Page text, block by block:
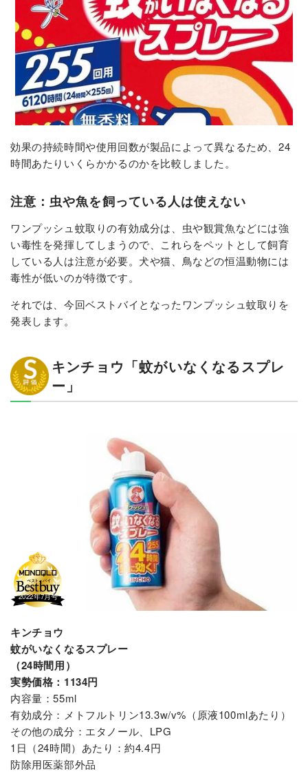
効果の持続時間や使用回数が製品によって異なるため、24
時間あたりいくらかかるのかを比較しました。
注意：虫や魚を飼っている人は使えない
ワンプッシュ蚊取りの有効成分は、虫や観賞魚などには強
い毒性を発揮してしまうので、これらをペットとして飼育
している人は注意が必要。犬や猫、鳥などの恒温動物には
毒性が低いのが特徴です。
それでは、今回ベストバイとなったワンプッシュ蚊取りを
発表します。
キンチョウ「蚊がいなくなるスプレ
ー」
キンチョウ
蚊がいなくなるスプレー
（24時間用）
実勢価格：1134円
内容量：55ml
有効成分：メトフルトリン13.3w/v%（原液100mlあたり）
その他の成分：エタノール、LPG
1日（24時間）あたり：約4.4円
防除用医薬部外品